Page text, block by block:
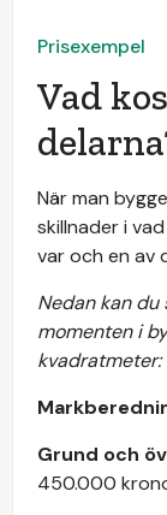
Prisexempel
Vad
När man
skillnader i
var och en av
Nedan kan
momenten i
kvadratmeter:
Grund och
450.000